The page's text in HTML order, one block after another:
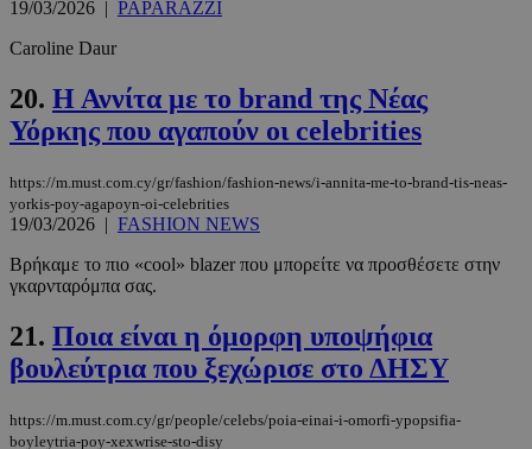
19/03/2026 | PAPARAZZI
Caroline Daur
20. Η Αννίτα με το brand της Νέας
Υόρκης που αγαπούν οι celebrities
https://m.must.com.cy/gr/fashion/fashion-news/i-annita-me-to-brand-tis-neas-
yorkis-poy-agapoyn-oi-celebrities
19/03/2026 | FASHION NEWS
Βρήκαμε το πιο «cool» blazer που μπορείτε να προσθέσετε στην
γκαρνταρόμπα σας.
21. Ποια είναι η όμορφη υποψήφια
βουλεύτρια που ξεχώρισε στο ΔΗΣΥ
https://m.must.com.cy/gr/people/celebs/poia-einai-i-omorfi-ypopsifia-
boyleytria-poy-xexwrise-sto-disy
__cf_bm
Cloudflare Inc.
.twitter.com
Google
Privacy Policy